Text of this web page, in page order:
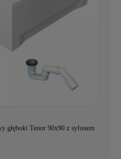
głęboki Tenor 90x90 z syfonem